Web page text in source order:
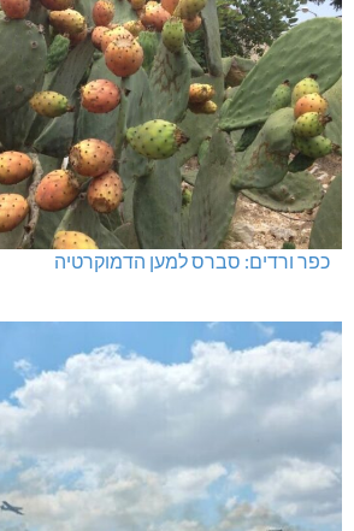
כפר ורדים: סברס למען הדמוקרטיה